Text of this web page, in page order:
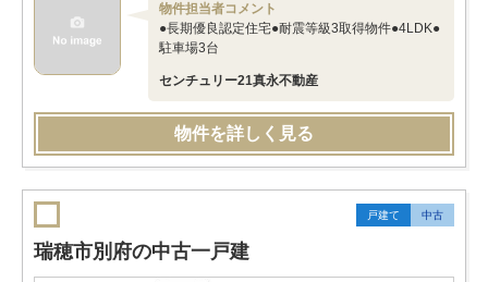
物件担当者コメント
●長期優良認定住宅●耐震等級3取得物件●4LDK●
駐車場3台
センチュリー21真永不動産
物件を詳しく見る
戸建て 中古
瑞穂市別府の中古一戸建